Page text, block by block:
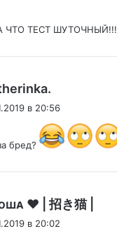
ЧТО ТЕСТ ШУТОЧНЫЙ!!!
в 20:56
бред?
♥ | 招き猫 |
в 20:02